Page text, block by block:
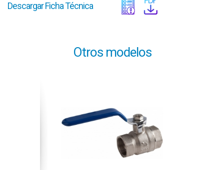
Descargar Ficha Técnica
Otros modelos